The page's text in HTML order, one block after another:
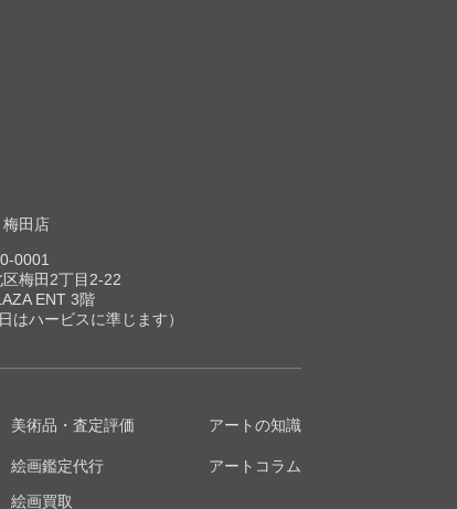
梅田店
0001
梅田2丁目2-22
ENT 3階
はハービスに準じます）
美術品・査定評価
絵画鑑定代行
絵画買取
アートの知識
アートコラム